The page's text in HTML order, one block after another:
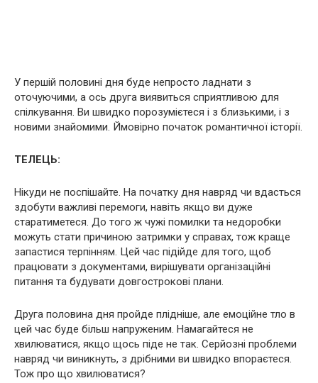
У першій половині дня буде непросто ладнати з
оточуючими, а ось друга виявиться сприятливою для
спілкування. Ви швидко порозумієтеся і з близькими, і з
новими знайомими. Ймовірно початок романтичної історії.
ТЕЛЕЦЬ:
Нікуди не поспішайте. На початку дня навряд чи вдасться
здобути важливі перемоги, навіть якщо ви дуже
старатиметеся. До того ж чужі помилки та недоробки
можуть стати причиною затримки у справах, тож краще
запастися терпінням. Цей час підійде для того, щоб
працювати з документами, вирішувати організаційні
питання та будувати довгострокові плани.
Друга половина дня пройде плідніше, але емоційне тло в
цей час буде більш напруженим. Намагайтеся не
хвилюватися, якщо щось піде не так. Серйозні проблеми
навряд чи виникнуть, з дрібними ви швидко впораєтеся.
Тож про що хвилюватися?